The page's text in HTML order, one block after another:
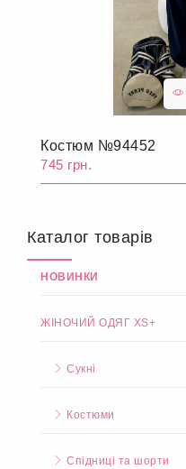
Костюм №94452
745 грн.
Каталог товарів
НОВИНКИ
ЖІНОЧИЙ ОДЯГ XS+
Сукні
Костюми
Спідниці та шорти